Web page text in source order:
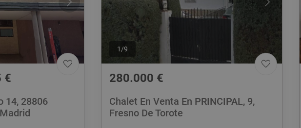
€
14, 28806
1 /9
280.000 €
Chalet En Venta En PRINCIPAL, 9,
Fresno De Torote